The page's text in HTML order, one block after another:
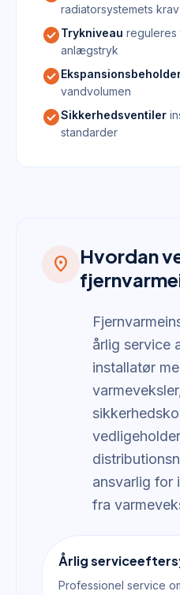
radiatorsystemets krav
check_circleTrykniveau reguleres
anlægstryk
check_circle
vandvolumen
check_circleSikkerhedsventiler
standarder
location_on
Hvordan
årlig service
installatør
ansvarlig for
fra
Årlig
Professionel service